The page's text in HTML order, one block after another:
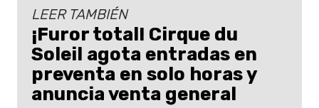
LEER TAMBIÉN
¡Furor total! Cirque du
Soleil agota entradas en
preventa en solo horas y
anuncia venta general